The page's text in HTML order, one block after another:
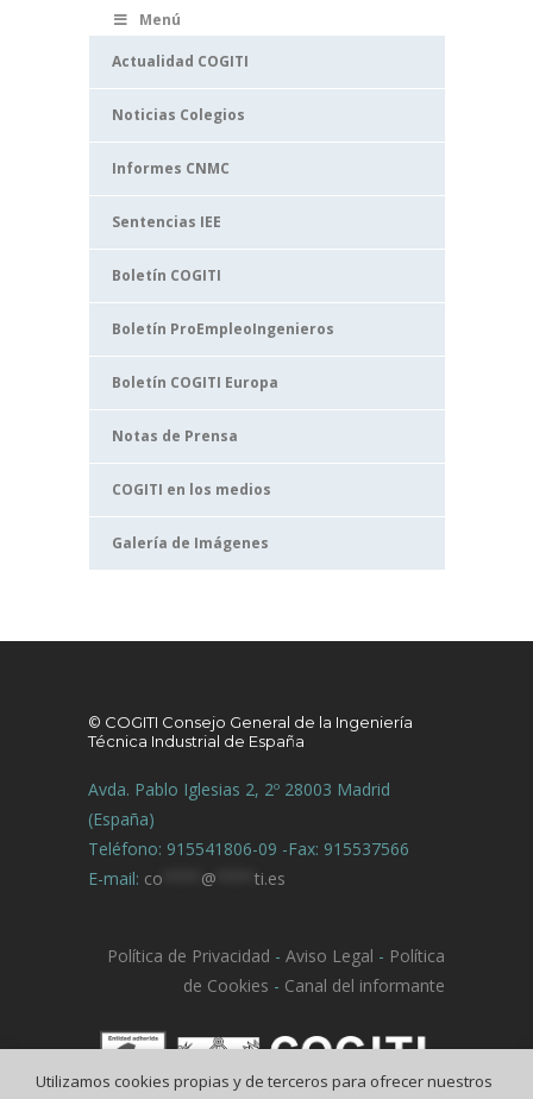
Menú
Actualidad COGITI
Noticias Colegios
Informes CNMC
Sentencias IEE
Boletín COGITI
Boletín ProEmpleoIngenieros
Boletín COGITI Europa
Notas de Prensa
COGITI en los medios
Galería de Imágenes
© COGITI Consejo General de la Ingeniería
Técnica Industrial de España
Avda. Pablo Iglesias 2, 2º 28003 Madrid
(España)
Teléfono: 915541806-09 -Fax: 915537566
E-mail: co @ ti.es
Política de Privacidad - Aviso Legal - Política
de Cookies - Canal del informante
Utilizamos cookies propias y de terceros para ofrecer nuestros